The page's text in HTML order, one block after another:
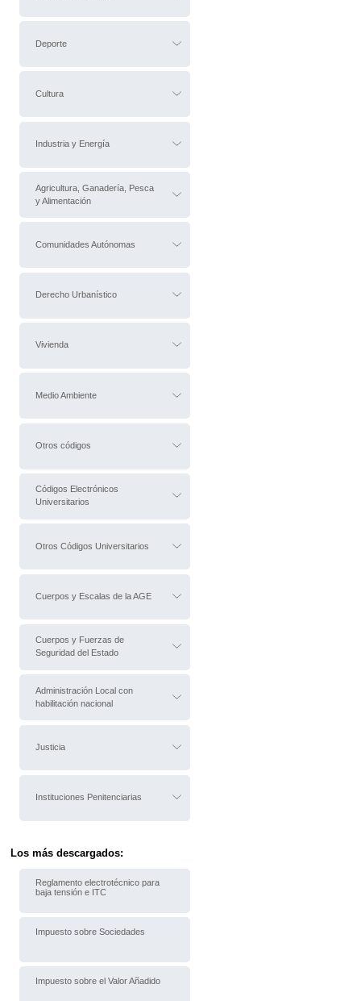
Deporte
Cultura
Industria y Energía
Agricultura, Ganadería, Pesca
y Alimentación
Comunidades Autónomas
Derecho Urbanístico
Vivienda
Medio Ambiente
Otros códigos
Códigos Electrónicos
Universitarios
Otros Códigos Universitarios
Cuerpos y Escalas de la AGE
Cuerpos y Fuerzas de
Seguridad del Estado
Administración Local con
habilitación nacional
Justicia
Instituciones Penitenciarias
Los más descargados:
Reglamento electrotécnico para
baja tensión e ITC
Impuesto sobre Sociedades
Impuesto sobre el Valor Añadido